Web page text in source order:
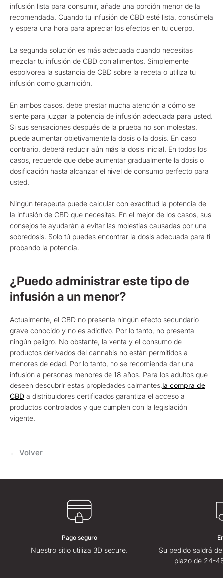
infusión lista para consumir, añade una porción menor de la
recomendada. Cuando tu infusión de CBD esté lista, consúmela
y espera una hora para apreciar los efectos en tu cuerpo.
La segunda solución es más adecuada cuando necesitas
mezclar tu infusión de CBD con alimentos. Simplemente
espolvorea la sustancia de CBD sobre la receta o utiliza tu
infusión como guarnición.
En ambos casos, debe prestar mucha atención a cómo se
siente para juzgar la potencia de infusión adecuada para usted.
Si sus sensaciones después de la prueba no son molestas,
puede aumentar objetivamente la dosis o la dosis. En caso
contrario, deberá reducir aún más la dosis inicial. En todos los
casos, recuerde que debe aumentar gradualmente la dosis o
dosificación hasta alcanzar el nivel de consumo perfecto para
usted.
Ningún terapeuta puede calcular con exactitud la potencia de
la infusión de CBD que necesitas. En el mejor de los casos, sus
consejos te ayudarán a evitar las molestias causadas por una
sobredosis. Solo tú puedes encontrar la dosis adecuada para ti
probando la potencia.
¿Puedo administrar este tipo de
infusión a un menor?
Actualmente, el CBD no presenta ningún efecto secundario
grave conocido y no es adictivo. Por lo tanto, no presenta
ningún peligro. No obstante, la venta y el consumo de
productos derivados del cannabis no están permitidos a
menores de edad. Por lo tanto, no se recomienda dar una
infusión a personas menores de 18 años. Para los adultos que
deseen descubrir estas propiedades calmantes,la compra de
CBD a distribuidores certificados garantiza el acceso a
productos controlados y que cumplen con la legislación
vigente.
← Volver
Pago seguro
Nuestro sitio utiliza 3D secure.
Su pedido saldrá
plazo de 24-